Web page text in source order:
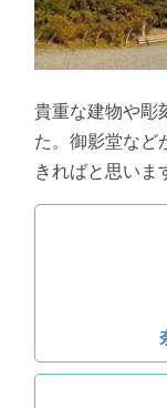
貴重な建物や彫
た。御影堂など
きればと思いま